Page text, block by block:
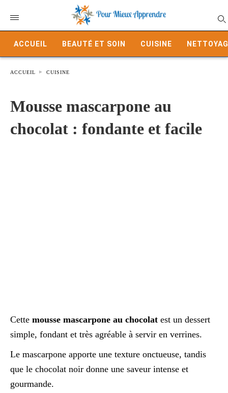
ACCUEIL BEAUTÉ ET SOIN CUISINE
ACCUEIL CUISINE
Mousse mascarpone au
chocolat : fondante et facile
Cette mousse mascarpone au chocolat est un dessert
simple, fondant et très agréable à servir en verrines.
Le mascarpone apporte une texture onctueuse, tandis
que le chocolat noir donne une saveur intense et
gourmande.